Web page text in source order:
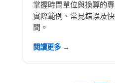
掌握時間單位與換算的
實際範例、常見錯誤及
間。
閱讀更多 →